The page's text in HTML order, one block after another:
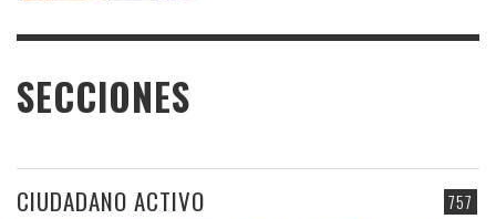
SECCIONES
757
CIUDADANO ACTIVO